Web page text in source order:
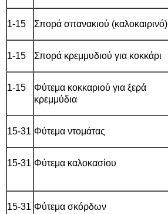
1-15 Σπορά σπανακιού (καλοκαιρινό)
1-15 Σπορά κρεμμυδιού για κοκκάρι
1-15
Φύτεμα κοκκαριού για ξερά
κρεμμύδια
15-31 Φύτεμα ντομάτας
15-31 Φύτεμα καλοκασίου
15-31 Φύτεμα σκόρδων